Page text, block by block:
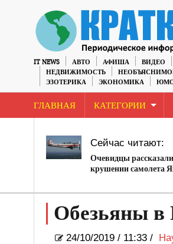
IT NEWS АВТО АФИША ВИДЕО
НЕДВИЖИМОСТЬ
ЭЗОТЕРИКА
ЭКОНОМИКА
ГЛАВНАЯ КАТЕГОРИИ
Сейчас читают:
Очевидцы
крушении самолета
Обезьяны в
24/10/2019/ 11:33 /